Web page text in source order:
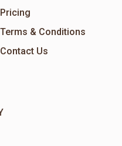
Pricing
Terms & Conditions
Contact Us